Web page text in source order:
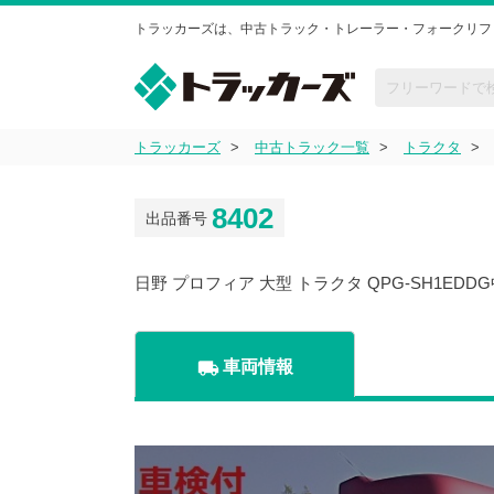
トラッカーズは、中古トラック・トレーラー・フォークリ
トラッカーズ 中古トラック一覧 トラクタ
出品番号 8402
日野 プロフィア 大型 トラクタ QPG-
local_shipping 車両情報